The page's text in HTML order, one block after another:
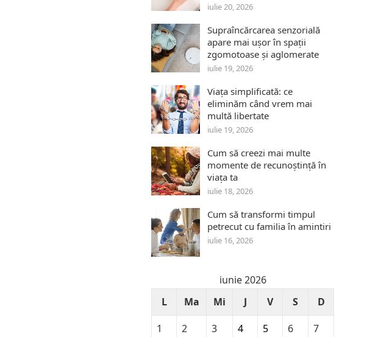
iulie 20, 2026
Supraîncărcarea senzorială
apare mai ușor în spații
zgomotoase și aglomerate
iulie 19, 2026
Viața simplificată: ce
eliminăm când vrem mai
multă libertate
iulie 19, 2026
Cum să creezi mai multe
momente de recunoștință în
viața ta
iulie 18, 2026
Cum să transformi timpul
petrecut cu familia în amintiri
iulie 16, 2026
iunie 2026
L
Ma Mi J V S
D
1
2 3 4 5 6
7